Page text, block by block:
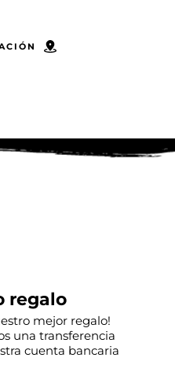
regalo
mejor regalo!
una transferencia
cuenta bancaria